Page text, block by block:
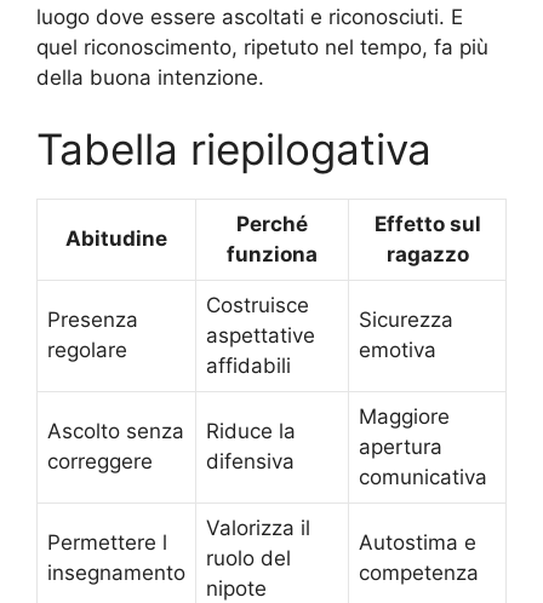
luogo dove essere ascoltati e riconosciuti. E
quel riconoscimento, ripetuto nel tempo, fa più
della buona intenzione.
Tabella riepilogativa
Abitudine
Perché
funziona
Effetto sul
ragazzo
Presenza
regolare
Costruisce
aspettative
affidabili
Sicurezza
emotiva
Ascolto senza
correggere
Riduce la
difensiva
Maggiore
apertura
comunicativa
Permettere l
insegnamento
Valorizza il
ruolo del
nipote
Autostima e
competenza